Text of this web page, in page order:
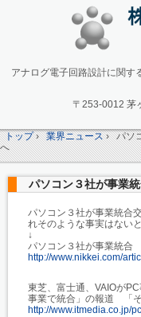
アナログ電子回路設計に関す
〒253-0012 茅
トップ› 業界ニュース› パソ
へ
パソコン３社が事業
パソコン３社が事業統合
れそのような事実はない
↓
パソコン３社が事業統合
http://www.nikkei.com/
東芝、富士通、VAIOが
事業で統合」の報道 「
http://www.itmedia.co.jp/